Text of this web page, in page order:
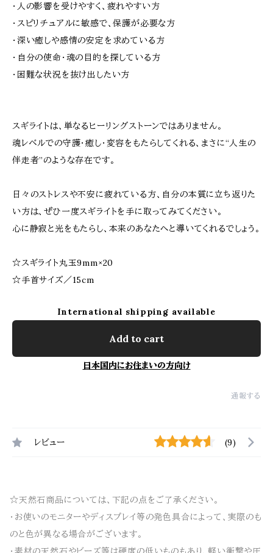
・人の影響を受けやすく、疲れやすい方
・スピリチュアルに敏感で、保護が必要な方
・深い癒しや感情の安定を求めている方
・自分の使命・魂の目的を探している方
・困難な状況を抜け出したい方
スギライトは、単なるヒーリングストーンではありません。
魂レベルでの守護・癒し・変容をもたらしてくれる、まさに“人生の
伴走者”のような存在です。
日々のストレスや不安に疲れている方、自分の本質に立ち返りた
い方は、ぜひ一度スギライトを手に取ってみてください。
心に静寂と光をもたらし、本来のあなたへと導いてくれるでしょう。
☆スギライト丸玉9mm×20
☆手首サイズ／15cm
International shipping available
Add to cart
日本国内にお住まいの方向け
通報する
レビュー (9)
☆天然石商品については、下記の点をご了承ください。
・お使いのモニターやディスプレイ等の発色具合によって、実際のも
のと色が異なる場合がございます。